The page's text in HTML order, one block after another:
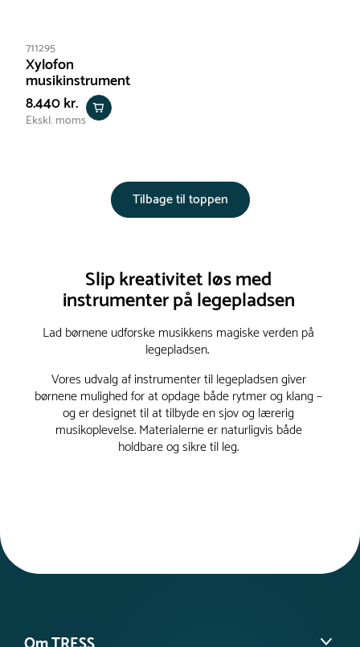
711295
Xylofon
musikinstrument
8.440 kr.
Ekskl. moms
Tilbage til toppen
Slip kreativitet løs med
instrumenter på legepladsen
Lad børnene udforske musikkens magiske verden på
legepladsen.
Vores udvalg af instrumenter til legepladsen giver
børnene mulighed for at opdage både rytmer og klang –
og er designet til at tilbyde en sjov og lærerig
musikoplevelse. Materialerne er naturligvis både
holdbare og sikre til leg.